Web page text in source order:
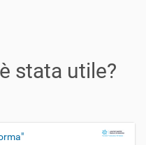
stata utile?